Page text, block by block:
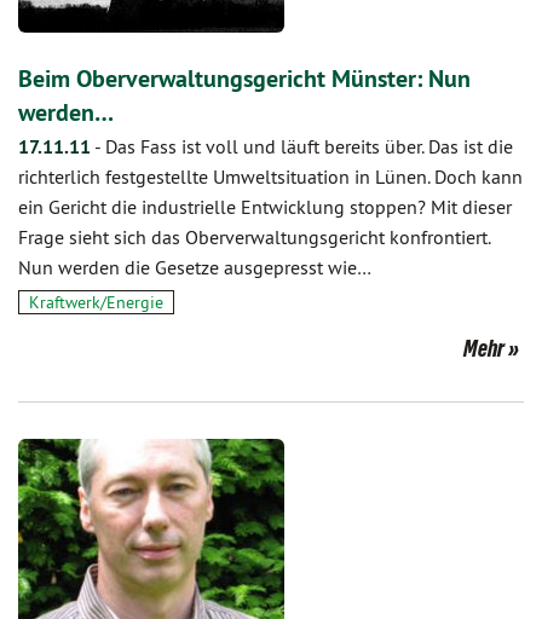
Beim Oberverwaltungsgericht Münster: Nun
werden…
17.11.11 - Das Fass ist voll und läuft bereits über. Das ist die
richterlich festgestellte Umweltsituation in Lünen. Doch kann
ein Gericht die industrielle Entwicklung stoppen? Mit dieser
Frage sieht sich das Oberverwaltungsgericht konfrontiert.
Nun werden die Gesetze ausgepresst wie…
Kraftwerk/Energie
Mehr